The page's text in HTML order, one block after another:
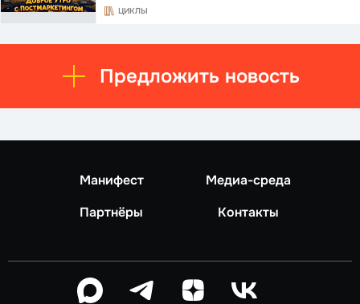
ЦИКЛЫ
Предложить новость
Манифест
Медиа-среда
Партнёры
Контакты